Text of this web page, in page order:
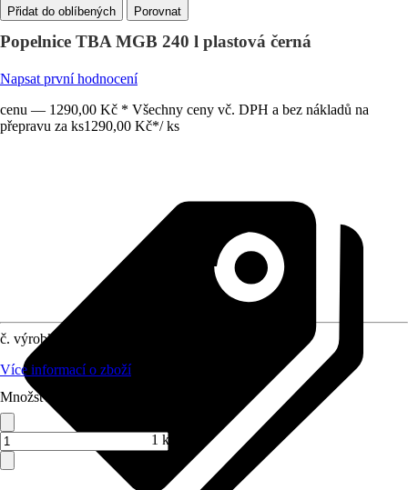
Porovnat
Popelnice TBA MGB 240 l plastová černá
Napsat první hodnocení
cenu — 1290,00 Kč * Všechny ceny vč. DPH a bez nákladů na
přepravu za ks1290,00 Kč*/ ks
č. výrobku
Více informací o zboží
Množství (ks)
1 ks